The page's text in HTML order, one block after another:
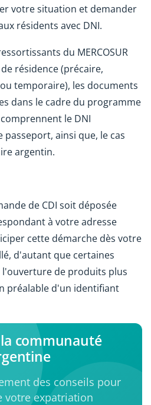
votre situation et demander
résidents avec DNI.
du MERCOSUR
résidence (précaire,
temporaire), les documents
dans le cadre du programme
le DNI
passeport, ainsi que, le cas
argentin.
de CDI soit déposée
à votre adresse
cette démarche dès votre
d'autant que certaines
de produits plus
préalable d'un identifiant
communauté
des conseils pour
votre expatriation